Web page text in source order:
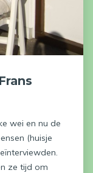
wei en nu de
(huisje
ze tijd om